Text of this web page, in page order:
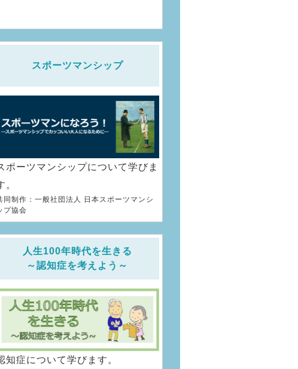
スポーツマンシップ
ポーツマンシップについて学びま
。
同制作：一般社団法人 日本スポーツマンシ
プ協会
人生100年時代を生きる
～認知症を考えよう～
知症について学びます。